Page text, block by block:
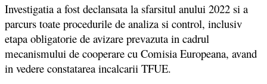
Investigatia a fost declansata la sfarsitul anului 2022 si a
parcurs toate procedurile de analiza si control, inclusiv
etapa obligatorie de avizare prevazuta in cadrul
mecanismului de cooperare cu Comisia Europeana, avand
in vedere constatarea incalcarii TFUE.